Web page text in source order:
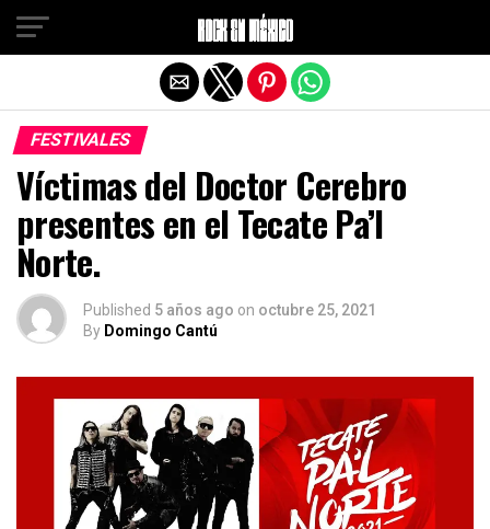
FESTIVALES
Víctimas del Doctor Cerebro
presentes en el Tecate Pa’l
Norte.
Published 5 años ago on octubre 25, 2021
By Domingo Cantú
Salir de la versión móvil